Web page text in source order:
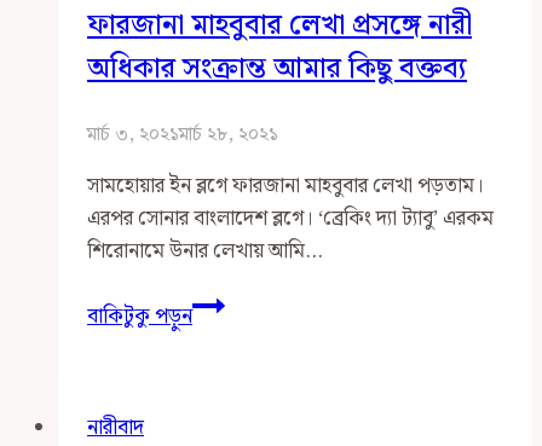
ফারজানা মাহবুবার লেখা প্রসঙ্গে নারী
অধিকার সংক্রান্ত আমার কিছু বক্তব্য
মার্চ ৩, ২০২১মার্চ ২৮, ২০২১
সামহোয়ার ইন ব্লগে ফারজানা মাহবুবার লেখা পড়তাম।
এরপর সোনার বাংলাদেশ ব্লগে। ‌‘ব্রেকিং দ্যা ট্যাবু’ এরকম
শিরোনামে উনার লেখায় আমি…
বাকিটুকু পড়ুনফারজানা
মাহবুবার
নারীবাদ